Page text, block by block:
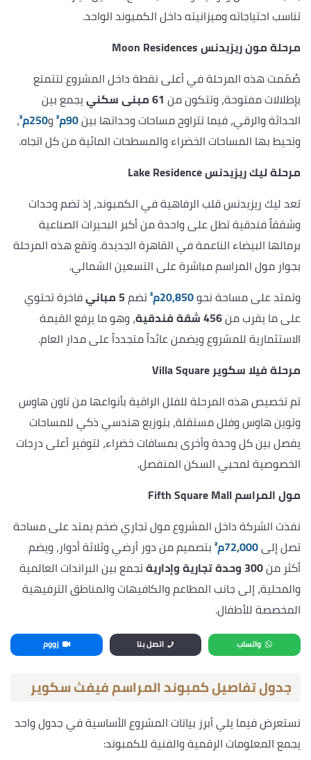
تناسب احتياجاته وميزانيته داخل الكمبوند الواحد.
مرحلة مون ريزيدنس Moon Residences
صُمّمت هذه المرحلة في أعلى نقطة داخل المشروع لتتمتع
بإطلالات مفتوحة، وتتكون من 61 مبنى سكني
يجمع بين
الحداثة والرقي، فيما تتراوح مساحات وحداتها بين90م² و250م² ،
وتحيط بها المساحات الخضراء والمسطحات المائية من كل اتجاه.
مرحلة ليك ريزيدنس Lake Residence
تعد ليك ريزيدنس قلب الرفاهية في الكمبوند، إذ تضم وحدات
وشققاً فندقية تطل على واحدة من أكبر البحيرات الصناعية
برمالها البيضاء الناعمة في القاهرة الجديدة. وتقع هذه المرحلة
بجوار مول المراسم مباشرة على التسعين الشمالي.
وتمتد على مساحة نحو20,850م² تضم5 مباني
فاخرة تحتوي
على ما يقرب من456 شقة فندقية
، وهو ما يرفع القيمة
الاستثمارية للمشروع ويضمن عائداً متجدداً على مدار العام.
مرحلة فيلا سكوير Villa Square
تم تخصيص هذه المرحلة للفلل الراقية بأنواعها من تاون هاوس
وتوين هاوس وفلل مستقلة، بتوزيع هندسي ذكي للمساحات
يفصل بين كل وحدة وأخرى بمسافات خضراء، لتوفير أعلى درجات
الخصوصية لمحبي السكن المنفصل.
مول المراسم Fifth Square Mall
نفذت الشركة داخل المشروع مول تجاري ضخم يمتد على مساحة
تصل إلى72,000م²
بتصميم من دور أرضي وثلاثة أدوار، ويضم
أكثر من300 وحدة تجارية وإدارية
تجمع بين البراندات العالمية
والمحلية، إلى جانب المطاعم والكافيهات والمناطق الترفيهية
المخصصة للأطفال.
واتساب اتصل بنا زووم
جدول تفاصيل كمبوند المراسم فيفث سكوير
نستعرض فيما يلي أبرز بيانات المشروع الأساسية في جدول واحد
يجمع المعلومات الرقمية والفنية للكمبوند: